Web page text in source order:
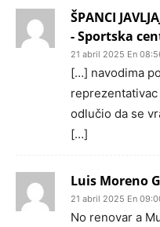
ŠPANCI
- Sportska
21 abril 2025 En
[…] navodima
odlučio da se
[…]
Luis Moreno
21 abril 2025 En
No renovar a